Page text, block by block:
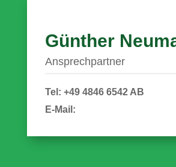
Günther
Ansprechpartner
Tel: +49 4846 6542 AB
E-Mail: